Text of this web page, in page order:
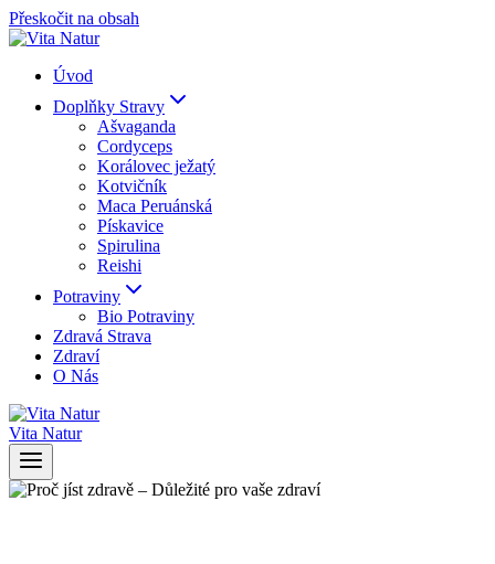
Přeskočit na obsah
Úvod
Doplňky Stravy
Ašvaganda
Cordyceps
Korálovec ježatý
Kotvičník
Maca Peruánská
Pískavice
Spirulina
Reishi
Potraviny
Bio Potraviny
Zdravá Strava
Zdraví
O Nás
Vita Natur